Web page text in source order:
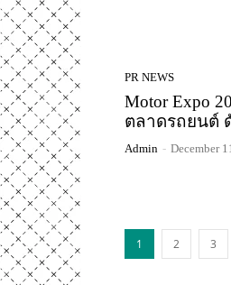
PR NEWS
Motor Expo
ตลาดรถยนต์
Admin - December
1 2 3